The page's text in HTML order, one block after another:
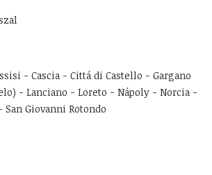
- Cascia - Cittá di Castello - Gargano
- Lanciano - Loreto - Nápoly - Norcia -
San Giovanni Rotondo